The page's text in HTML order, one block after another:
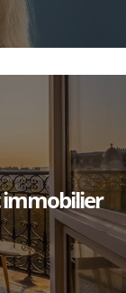
immobilier